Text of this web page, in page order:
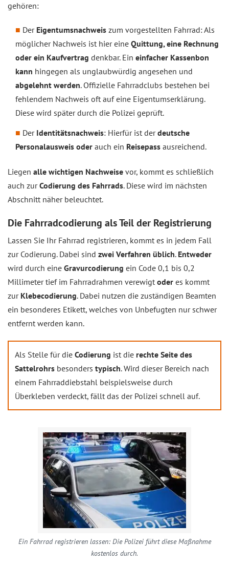
gehören:
Der Eigentumsnachweis zum vorgestellten Fahrrad: Als
möglicher Nachweis ist hier eine Quittung, eine Rechnung
oder ein Kaufvertrag denkbar. Ein einfacher Kassenbon
kann hingegen als unglaubwürdig angesehen und
abgelehnt werden. Offizielle Fahrradclubs bestehen bei
fehlendem Nachweis oft auf eine Eigentumserklärung.
Diese wird später durch die Polizei geprüft.
Der Identitätsnachweis: Hierfür ist derdeutsche
Personalausweis oder auch ein Reisepass ausreichend.
Liegen alle wichtigen Nachweise vor, kommt es schließlich
auch zurCodierung des Fahrrads. Diese wird im nächsten
Abschnitt näher beleuchtet.
Die Fahrradcodierung als Teil der Registrierung
Lassen Sie Ihr Fahrrad registrieren, kommt es in jedem Fall
zur Codierung. Dabei sind zwei Verfahren üblich. Entweder
wird durch eine Gravurcodierung ein Code 0,1 bis 0,2
Millimeter tief im Fahrradrahmen verewigt oder es kommt
zur Klebecodierung. Dabei nutzen die zuständigen Beamten
ein besonderes Etikett, welches von Unbefugten nur schwer
entfernt werden kann.
Als Stelle für die Codierung ist die rechte Seite des
Sattelrohrs besonders typisch. Wird dieser Bereich nach
einem Fahrraddiebstahl beispielsweise durch
Überkleben verdeckt, fällt das der Polizei schnell auf.
Ein Fahrrad registrieren lassen: Die Polizei führt diese Maßnahme
kostenlos durch.